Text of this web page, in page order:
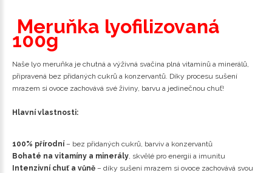
Meruňka lyofilizovaná
100g
Naše lyo meruňka je chutná a výživná svačina plná vitamínů a minerálů,
připravená bez přidaných cukrů a konzervantů. Díky procesu sušení
mrazem si ovoce zachovává své živiny, barvu a jedinečnou chuť!
Hlavní vlastnosti:
100% přírodní– bez přidaných cukrů, barviv a konzervantů
Bohaté na vitamíny a minerály, skvělé pro energii a imunitu
Intenzivní chuť a vůně – díky sušení mrazem si ovoce zachovává svou